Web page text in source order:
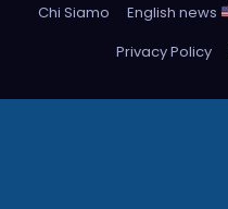
Chi Siamo
English news
Privacy Policy